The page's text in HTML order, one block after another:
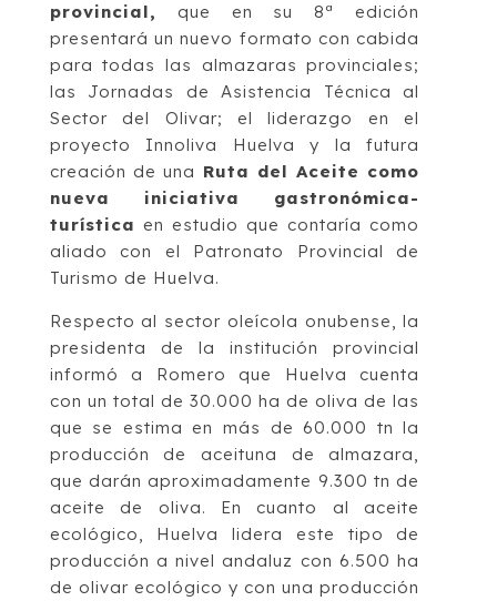
provincial, que en su 8ª edición
presentará un nuevo formato con cabida
para todas las almazaras provinciales;
las Jornadas de Asistencia Técnica al
Sector del Olivar; el liderazgo en el
proyecto Innoliva Huelva y la futura
creación de una Ruta del Aceite como
nueva iniciativa gastronómica-
turística en estudio que contaría como
aliado con el Patronato Provincial de
Turismo de Huelva.
Respecto al sector oleícola onubense, la
presidenta de la institución provincial
informó a Romero que Huelva cuenta
con un total de 30.000 ha de oliva de las
que se estima en más de 60.000 tn la
producción de aceituna de almazara,
que darán aproximadamente 9.300 tn de
aceite de oliva. En cuanto al aceite
ecológico, Huelva lidera este tipo de
producción a nivel andaluz con 6.500 ha
de olivar ecológico y con una producción